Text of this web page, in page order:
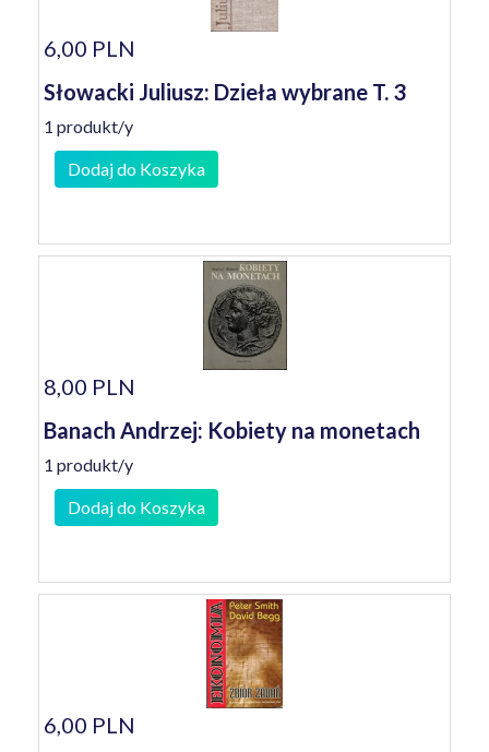
6,00 PLN
Słowacki Juliusz: Dzieła wybrane T. 3
1 produkt/y
Dodaj do Koszyka
8,00 PLN
Banach Andrzej: Kobiety na monetach
1 produkt/y
Dodaj do Koszyka
6,00 PLN